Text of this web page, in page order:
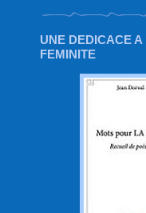
UNE DEDICACE A
FEMINITE